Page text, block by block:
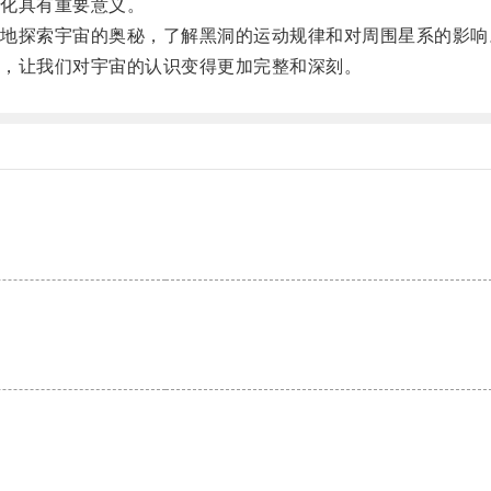
有重要意义。
索宇宙的奥秘，了解黑洞的运动规律和对周围星系的影响
我们对宇宙的认识变得更加完整和深刻。